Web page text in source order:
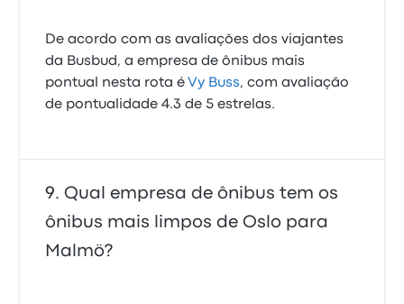
De acordo com as avaliações dos viajantes
da Busbud, a empresa de ônibus mais
pontual nesta rota éVy Buss, com avaliação
de pontualidade 4.3 de 5 estrelas.
Qual empresa de ônibus tem os
ônibus mais limpos de Oslo para
Malmö?